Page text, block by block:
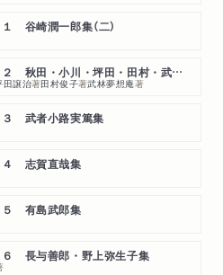
谷崎潤一郎集（二）
現代日本文学大系３２ 秋田・小川・坪田・田村・武林集
田譲治著田村俊子著武林夢想庵著
３ 武者小路実篤集
４ 志賀直哉集
５ 有島武郎集
６ 長与善郎・野上弥生子集